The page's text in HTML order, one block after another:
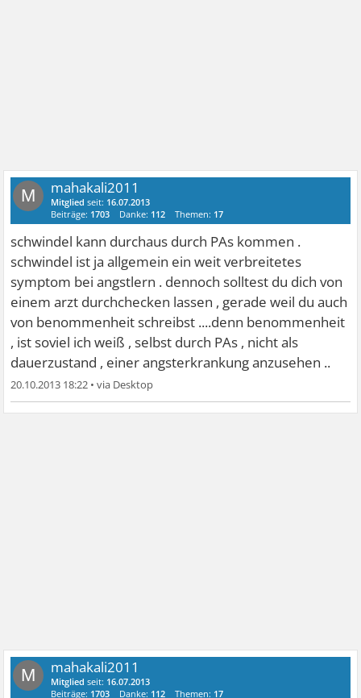
M mahakali2011
Mitglied seit: 16.07.2013
Beiträge: 1703 Danke: 112 Themen: 17
schwindel kann durchaus durch PAs kommen .
schwindel ist ja allgemein ein weit verbreitetes
symptom bei angstlern . dennoch solltest du dich von
einem arzt durchchecken lassen , gerade weil du auch
von benommenheit schreibst ....denn benommenheit
, ist soviel ich weiß , selbst durch PAs , nicht als
dauerzustand , einer angsterkrankung anzusehen ..
20.10.2013 18:22 •
M mahakali2011
Mitglied seit: 16.07.2013
Beiträge: 1703 Danke: 112 Themen: 17